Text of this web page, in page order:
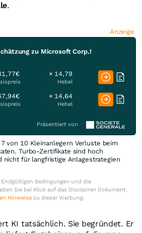
.
Anzeige
zu Microsoft Corp.!
× 14,79
Hebel
× 14,64
Hebel
Präsentiert von
von 10 Kleinanlegern Verluste beim
Turbo-Zertifikate sind hoch
nicht für langfristige Anlagestrategien
Bedingungen und die
Sie bei Klick auf das Disclaimer Dokument.
Hinweise zu dieser Werbung.
KI tatsächlich. Sie begründet. Er